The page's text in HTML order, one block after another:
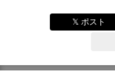
𝕏 ポスト